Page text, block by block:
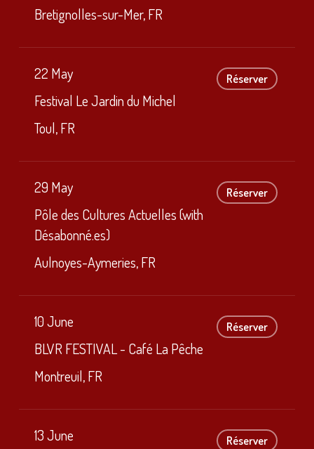
Bretignolles-sur-Mer, FR
22 May
Festival Le Jardin du Michel
Toul, FR
Réserver
29 May
Pôle des Cultures Actuelles (with
Désabonné.es)
Aulnoyes-Aymeries, FR
Réserver
10 June
BLVR FESTIVAL - Café La Pêche
Montreuil, FR
Réserver
13 June
Réserver